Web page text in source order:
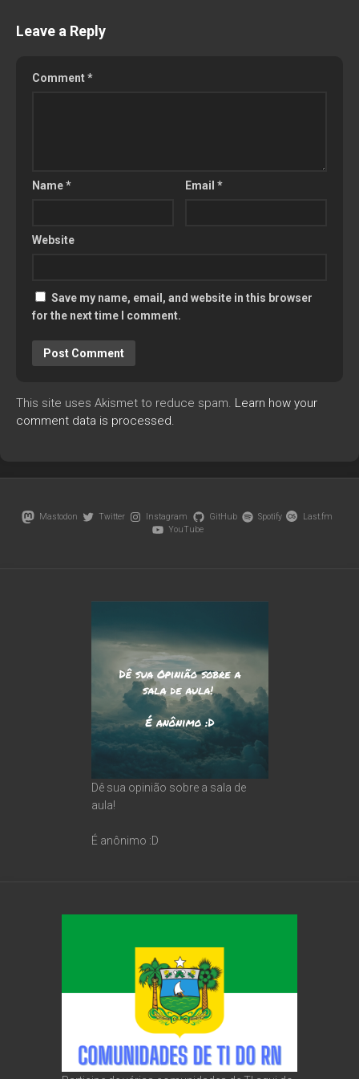
Leave a Reply
Comment*
Name* Email*
Website
Save my name, email, and website in this browser
for the next time I comment.
This site uses Akismet to reduce spam. Learn how your
comment data is processed.
Mastodon Twitter Instagram GitHub Spotify
Last.fm
YouTube
Dê sua opinião sobre a sala de
aula!
É anônimo :D